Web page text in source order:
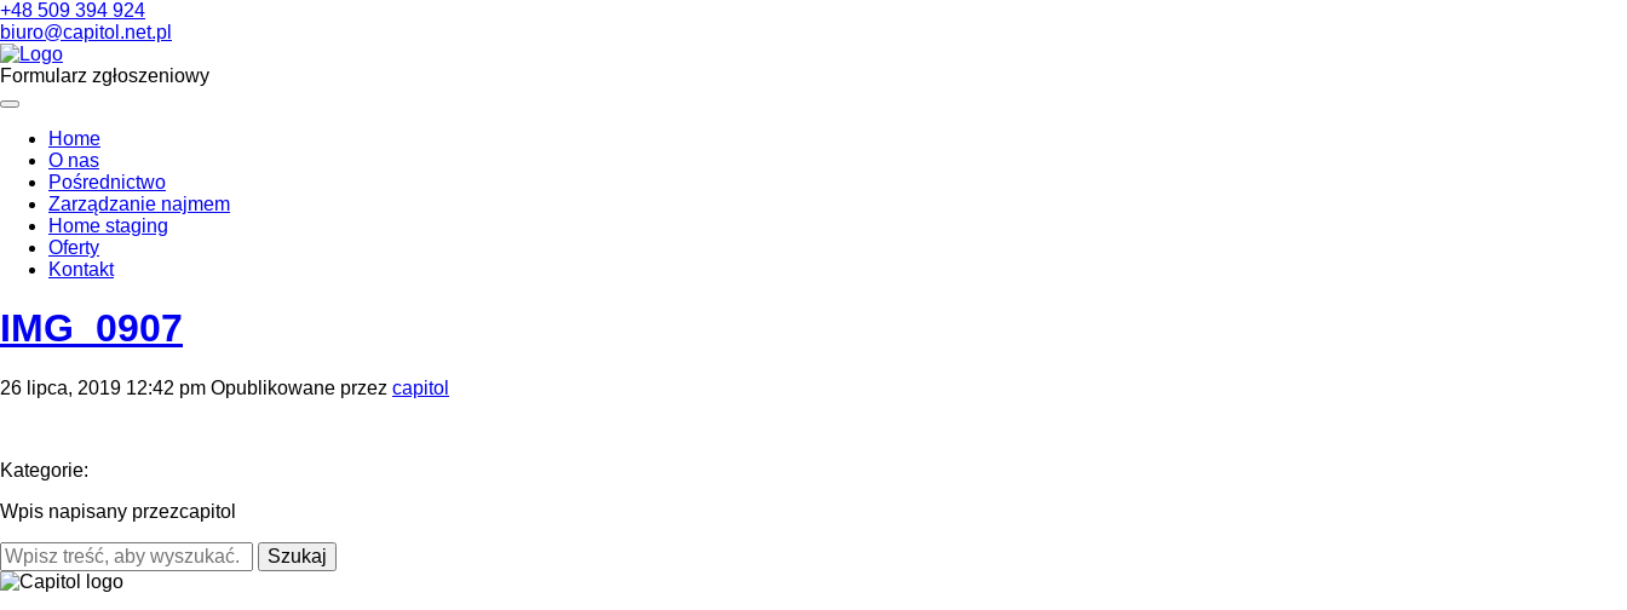
+48 509 394 924
biuro@capitol.net.pl
Formularz zgłoszeniowy
Home
O nas
Pośrednictwo
Zarządzanie najmem
Home staging
Oferty
Kontakt
IMG_0907
26 lipca, 2019 12:42 pm Opublikowane przez capitol
Kategorie:
Wpis napisany przezcapitol
Szukaj